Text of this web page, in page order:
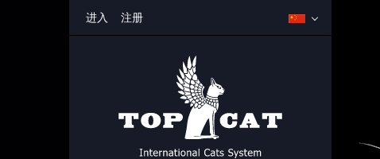
进入 注册